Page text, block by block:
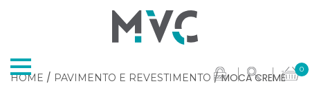
0
HOME / PAVIMENTO E REVESTIMENTO / MOCA CREME